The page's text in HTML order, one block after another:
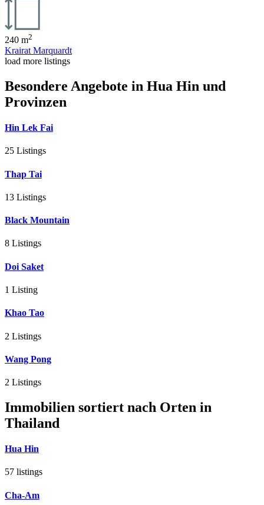
240 m2
Krairat Marquardt
load more listings
Besondere Angebote in Hua Hin und
Provinzen
Hin Lek Fai
25 Listings
Thap Tai
13 Listings
Black Mountain
8 Listings
Doi Saket
1 Listing
Khao Tao
2 Listings
Wang Pong
2 Listings
Immobilien sortiert nach Orten in
Thailand
Hua Hin
57 listings
Cha-Am